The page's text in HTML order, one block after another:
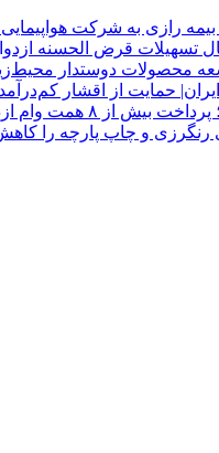
محصولات دوستدار
و چاپ پارچه را